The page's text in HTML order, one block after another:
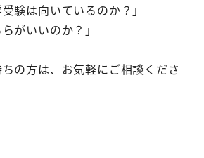
験は向いているのか？」
がいいのか？」
の方は、お気軽にご相談くださ